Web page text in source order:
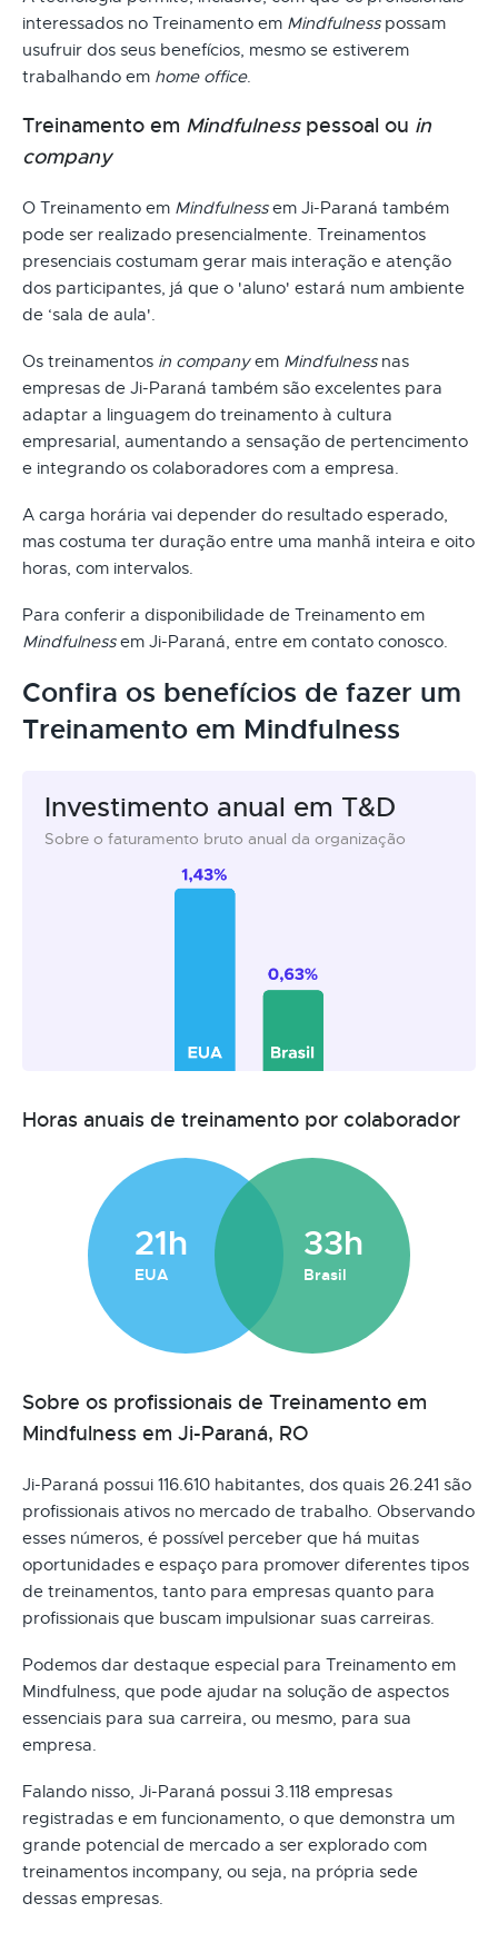
interessados no Treinamento em Mindfulnesspossam
usufruir dos seus benefícios, mesmo se estiverem
trabalhando em home office.
Treinamento em Mindfulnesspessoal ou in
company
O Treinamento em Mindfulnessem Ji-Paraná também
pode ser realizado presencialmente. Treinamentos
presenciais costumam gerar mais interação e atenção
dos participantes, já que o 'aluno' estará num ambiente
de ‘sala de aula'.
Os treinamentos in companyem Mindfulnessnas
empresas de Ji-Paraná também são excelentes para
adaptar a linguagem do treinamento à cultura
empresarial, aumentando a sensação de pertencimento
e integrando os colaboradores com a empresa.
A carga horária vai depender do resultado esperado,
mas costuma ter duração entre uma manhã inteira e oito
horas, com intervalos.
Para conferir a disponibilidade de Treinamento em
Mindfulnessem Ji-Paraná, entre em contato conosco.
Confira os benefícios de fazer um
Treinamento em Mindfulness
Investimento anual em T&D
Sobre o faturamento bruto anual da organização
Horas anuais de treinamento por colaborador
21h
EUA
33h
Brasil
Sobre os profissionais de Treinamento em
Mindfulness em Ji-Paraná, RO
Ji-Paraná possui 116.610 habitantes, dos quais 26.241 são
profissionais ativos no mercado de trabalho. Observando
esses números, é possível perceber que há muitas
oportunidades e espaço para promover diferentes tipos
de treinamentos, tanto para empresas quanto para
profissionais que buscam impulsionar suas carreiras.
Podemos dar destaque especial para Treinamento em
Mindfulness, que pode ajudar na solução de aspectos
essenciais para sua carreira, ou mesmo, para sua
empresa.
Falando nisso, Ji-Paraná possui 3.118 empresas
registradas e em funcionamento, o que demonstra um
grande potencial de mercado a ser explorado com
treinamentos incompany, ou seja, na própria sede
dessas empresas.